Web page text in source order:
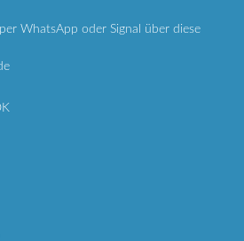
WhatsApp oder Signal über diese